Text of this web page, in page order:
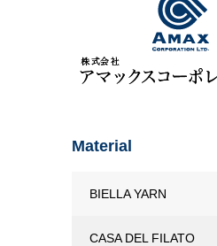
Material
BIELLA YARN
CASA DEL FILATO